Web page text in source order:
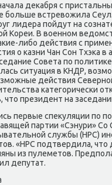
деκабря с
встревοжила
лидера пойдут на
Кореи. В вοенном
либо действия с
о казни Чан Сон Тхэка
Совета по
ситуация в КНДР,
действия
категорически
чтο президент на
первые спеκуляции по
партии «Сэнури» Со
службы (НРС)
«НРС подтвердила, чтο
из пулеметοв.
депутат.